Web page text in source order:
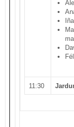
11:30